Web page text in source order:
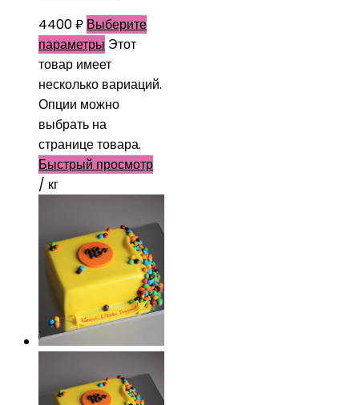
4400₽ Выберите
параметры Этот
товар имеет
несколько вариаций.
Опции можно
выбрать на
странице товара.
Быстрый просмотр
/ кг